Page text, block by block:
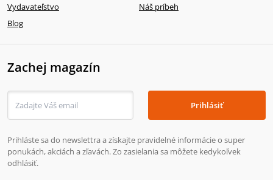
Vydavateľstvo
Náš príbeh
Blog
Zachej magazín
Prihlásiť
Prihláste sa do newslettra a získajte pravidelné informácie o super
ponukách, akciách a zľavách. Zo zasielania sa môžete kedykoľvek
odhlásiť.